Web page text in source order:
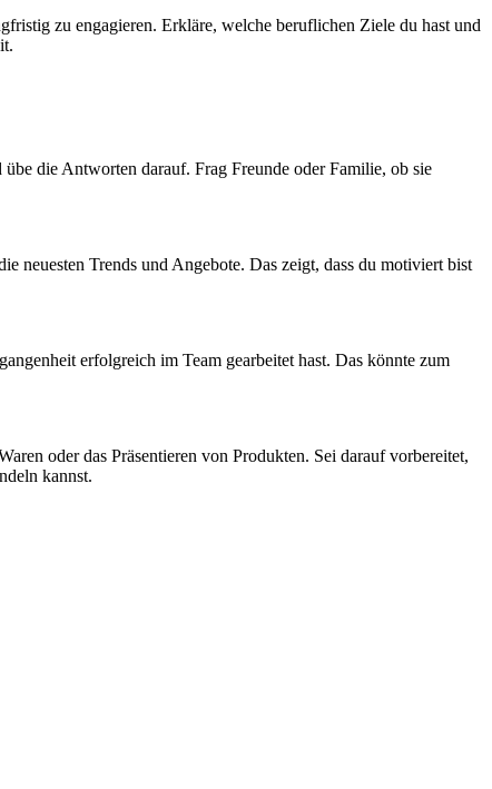
zu engagieren. Erkläre, welche beruflichen Ziele du hast und
die Antworten darauf. Frag Freunde oder Familie, ob sie
Trends und Angebote. Das zeigt, dass du motiviert bist
erfolgreich im Team gearbeitet hast. Das könnte zum
oder das Präsentieren von Produkten. Sei darauf vorbereitet,
kannst.